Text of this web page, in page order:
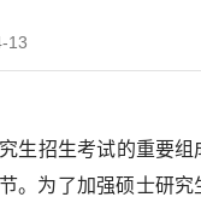
13
生招生考试的重要组
。为了加强硕士研究